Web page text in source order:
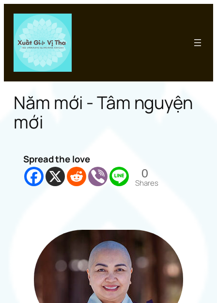
phần
nội
dung
Năm mới - Tâm nguyện
mới
Spread the love
0
Shares